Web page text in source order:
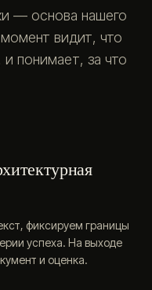
— основа нашего
видит, что
понимает, за что
фиксируем границы
успеха. На выходе
и оценка.